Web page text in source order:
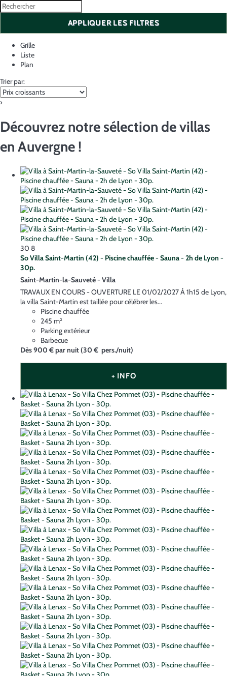
APPLIQUER LES FILTRES
Grille
Liste
Plan
Trier par:
›
Découvrez notre sélection de villas
en Auvergne !
30 8
So Villa Saint-Martin (42) - Piscine chauffée - Sauna - 2h de Lyon -
30p.
Saint-Martin-la-Sauveté - Villa
TRAVAUX EN COURS - OUVERTURE LE 01/02/2027 À 1h15 de Lyon,
la villa Saint-Martin est taillée pour célébrer les...
Piscine chauffée
245 m²
Parking extérieur
Barbecue
Dès900 €par nuit(30 € pers./nuit)
+ INFO